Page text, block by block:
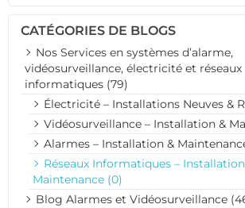
CATÉGORIES DE BLOGS
Nos Services en systèmes d’alarme,
vidéosurveillance, électricité et réseaux
informatiques (79)
Électricité – Installations Neuves &
Vidéosurveillance – Installation &
Alarmes – Installation &
Réseaux Informatiques –
Maintenance (0)
Blog Alarmes et Vidéosurveillance